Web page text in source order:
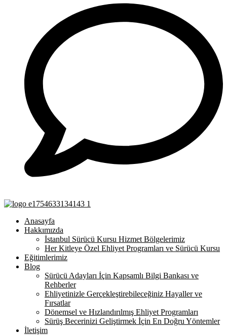
Anasayfa
Hakkımızda
İstanbul Sürücü Kursu Hizmet Bölgelerimiz
Her Kitleye Özel Ehliyet Programları ve Sürücü Kursu
Eğitimlerimiz
Blog
Sürücü Adayları İçin Kapsamlı Bilgi Bankası ve
Rehberler
Ehliyetinizle Gerçekleştirebileceğiniz Hayaller ve
Fırsatlar
Dönemsel ve Hızlandırılmış Ehliyet Programları
Sürüş Becerinizi Geliştirmek İçin En Doğru Yöntemler
İletişim